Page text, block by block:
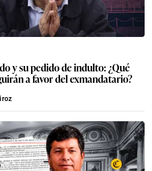
y su pedido de indulto: ¿Qué
acciones se seguirán a favor del exmandatario?